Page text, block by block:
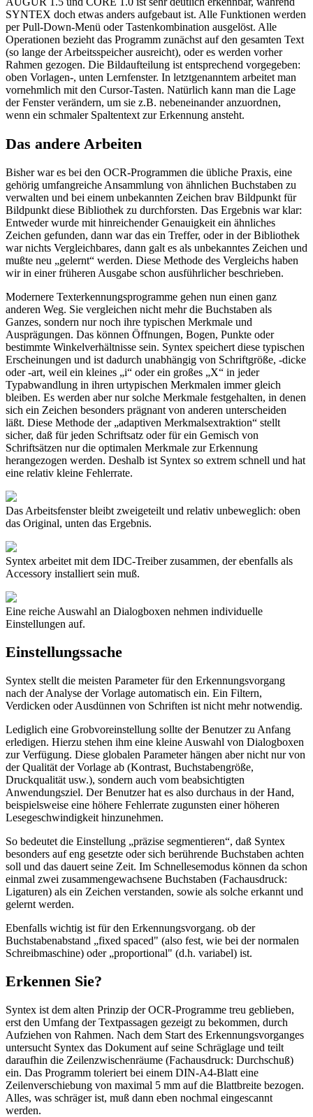
SYNTEX doch etwas anders aufgebaut ist. Alle Funktionen werden
per Pull-Down-Menü oder Tastenkombination ausgelöst. Alle
Operationen bezieht das Programm zunächst auf den gesamten Text
(so lange der Arbeitsspeicher ausreicht), oder es werden vorher
Rahmen gezogen. Die Bildaufteilung ist entsprechend vorgegeben:
oben Vorlagen-, unten Lernfenster. In letztgenanntem arbeitet man
vornehmlich mit den Cursor-Tasten. Natürlich kann man die Lage
der Fenster verändern, um sie z.B. nebeneinander anzuordnen,
wenn ein schmaler Spaltentext zur Erkennung ansteht.
Das andere Arbeiten
Bisher war es bei den OCR-Programmen die übliche Praxis, eine
gehörig umfangreiche Ansammlung von ähnlichen Buchstaben zu
verwalten und bei einem unbekannten Zeichen brav Bildpunkt für
Bildpunkt diese Bibliothek zu durchforsten. Das Ergebnis war klar:
Entweder wurde mit hinreichender Genauigkeit ein ähnliches
Zeichen gefunden, dann war das ein Treffer, oder in der Bibliothek
war nichts Vergleichbares, dann galt es als unbekanntes Zeichen und
mußte neu „gelernt“ werden. Diese Methode des Vergleichs haben
wir in einer früheren Ausgabe schon ausführlicher beschrieben.
Modernere Texterkennungsprogramme gehen nun einen ganz
anderen Weg. Sie vergleichen nicht mehr die Buchstaben als
Ganzes, sondern nur noch ihre typischen Merkmale und
Ausprägungen. Das können Öffnungen, Bogen, Punkte oder
bestimmte Winkelverhältnisse sein. Syntex speichert diese typischen
Erscheinungen und ist dadurch unabhängig von Schriftgröße, -dicke
oder -art, weil ein kleines „i“ oder ein großes „X“ in jeder
Typabwandlung in ihren urtypischen Merkmalen immer gleich
bleiben. Es werden aber nur solche Merkmale festgehalten, in denen
sich ein Zeichen besonders prägnant von anderen unterscheiden
läßt. Diese Methode der „adaptiven Merkmalsextraktion“ stellt
sicher, daß für jeden Schriftsatz oder für ein Gemisch von
Schriftsätzen nur die optimalen Merkmale zur Erkennung
herangezogen werden. Deshalb ist Syntex so extrem schnell und hat
eine relativ kleine Fehlerrate.
Das Arbeitsfenster bleibt zweigeteilt und relativ unbeweglich: oben
das Original, unten das Ergebnis.
Syntex arbeitet mit dem IDC-Treiber zusammen, der ebenfalls als
Accessory installiert sein muß.
Eine reiche Auswahl an Dialogboxen nehmen individuelle
Einstellungen auf.
Einstellungssache
Syntex stellt die meisten Parameter für den Erkennungsvorgang
nach der Analyse der Vorlage automatisch ein. Ein Filtern,
Verdicken oder Ausdünnen von Schriften ist nicht mehr notwendig.
Lediglich eine Grobvoreinstellung sollte der Benutzer zu Anfang
erledigen. Hierzu stehen ihm eine kleine Auswahl von Dialogboxen
zur Verfügung. Diese globalen Parameter hängen aber nicht nur von
der Qualität der Vorlage ab (Kontrast, Buchstabengröße,
Druckqualität usw.), sondern auch vom beabsichtigten
Anwendungsziel. Der Benutzer hat es also durchaus in der Hand,
beispielsweise eine höhere Fehlerrate zugunsten einer höheren
Lesegeschwindigkeit hinzunehmen.
So bedeutet die Einstellung „präzise segmentieren“, daß Syntex
besonders auf eng gesetzte oder sich berührende Buchstaben achten
soll und das dauert seine Zeit. Im Schnellesemodus können da schon
einmal zwei zusammengewachsene Buchstaben (Fachausdruck:
Ligaturen) als ein Zeichen verstanden, sowie als solche erkannt und
gelernt werden.
Ebenfalls wichtig ist für den Erkennungsvorgang. ob der
Buchstabenabstand „fixed spaced" (also fest, wie bei der normalen
Schreibmaschine) oder „proportional" (d.h. variabel) ist.
Erkennen Sie?
Syntex ist dem alten Prinzip der OCR-Programme treu geblieben,
erst den Umfang der Textpassagen gezeigt zu bekommen, durch
Aufziehen von Rahmen. Nach dem Start des Erkennungsvorganges
untersucht Syntex das Dokument auf seine Schräglage und teilt
daraufhin die Zeilenzwischenräume (Fachausdruck: Durchschuß)
ein. Das Programm toleriert bei einem DIN-A4-Blatt eine
Zeilenverschiebung von maximal 5 mm auf die Blattbreite bezogen.
Alles, was schräger ist, muß dann eben nochmal eingescannt
werden.